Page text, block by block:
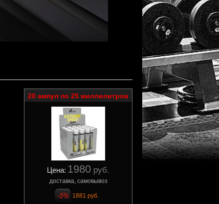
20 ампул по 25 миллилитров
Цена: 1980 руб.
доставка, самовывоз
1881 руб.